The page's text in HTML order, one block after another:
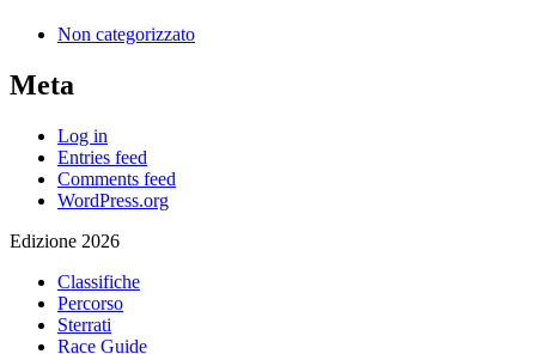
Non categorizzato
Meta
Log in
Entries feed
Comments feed
WordPress.org
Edizione 2026
Classifiche
Percorso
Sterrati
Race Guide